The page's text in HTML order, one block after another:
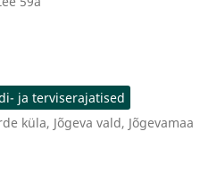
ja terviserajatised
küla, Jõgeva vald, Jõgevamaa